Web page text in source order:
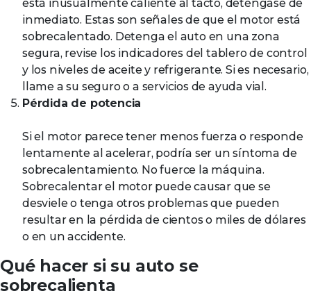
está inusualmente caliente al tacto, deténgase de
inmediato. Estas son señales de que el motor está
sobrecalentado. Detenga el auto en una zona
segura, revise los indicadores del tablero de control
y los niveles de aceite y refrigerante. Si es necesario,
llame a su seguro o a servicios de ayuda vial.
Pérdida de potencia
Si el motor parece tener menos fuerza o responde
lentamente al acelerar, podría ser un síntoma de
sobrecalentamiento. No fuerce la máquina.
Sobrecalentar el motor puede causar que se
desviele o tenga otros problemas que pueden
resultar en la pérdida de cientos o miles de dólares
o en un accidente.
Qué hacer si su auto se
sobrecalienta